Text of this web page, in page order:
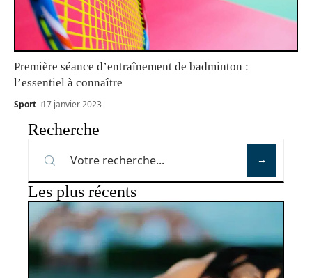
Première séance d’entraînement de badminton :
l’essentiel à connaître
Sport 17 janvier 2023
Recherche
Les plus récents